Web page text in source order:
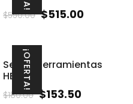
$550.00 $515.00
¡OFERTA!
Set de herramientas
HERA
$180.00 $153.50